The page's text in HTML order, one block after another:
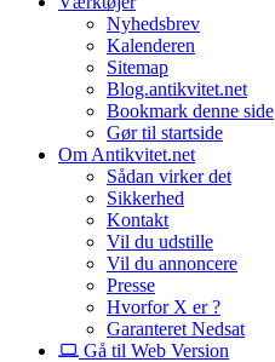
Nyhedsbrev
Kalenderen
Sitemap
Blog.antikvitet.net
Bookmark denne side
Gør til startside
Om Antikvitet.net
Sådan virker det
Sikkerhed
Kontakt
Vil du udstille
Vil du annoncere
Presse
Hvorfor X er ?
Garanteret Nedsat
Gå til Web Version